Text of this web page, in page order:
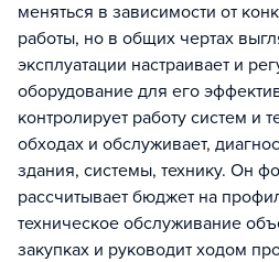
меняться в зависимости от
работы, но в общих чертах
эксплуатации настраивает и
оборудование для его
контролирует работу систем и
обходах и обслуживает,
здания, системы, технику. Он
рассчитывает бюджет на
техническое обслуживание
закупках и руководит ходом